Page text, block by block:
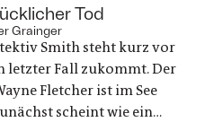
Tod
Grainger
Smith steht kurz vor
letzter Fall zukommt. Der
Fletcher ist im See
scheint wie ein